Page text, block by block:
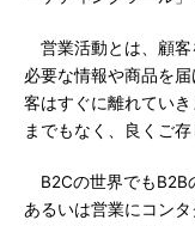
営業活動とは、顧客
必要な情報や商品を
客はすぐに離れてい
までもなく、良くご存
B2Cの世界でもB2B
あるいは営業にコン